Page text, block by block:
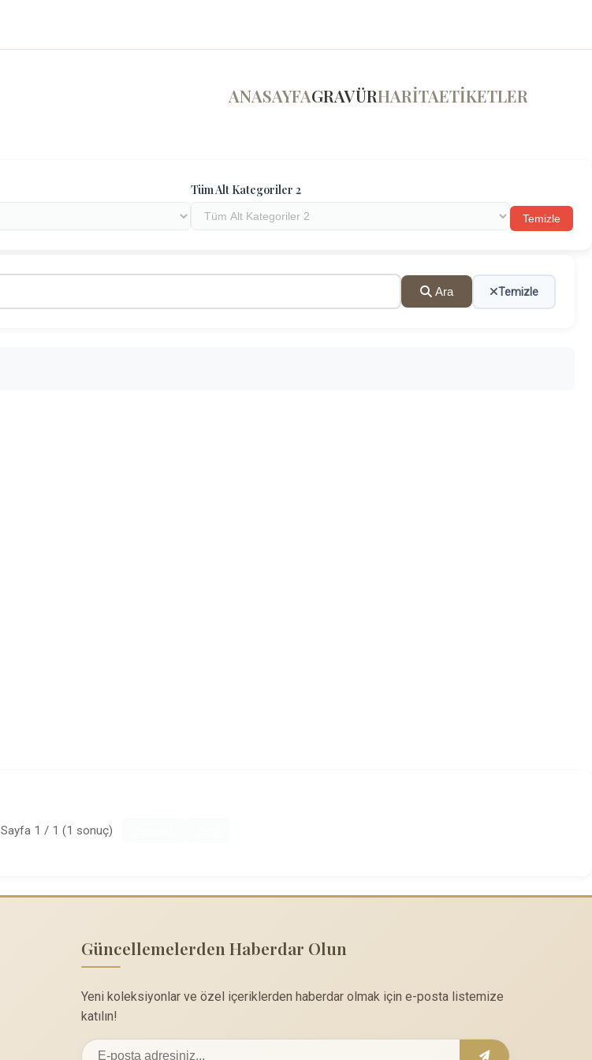
ANASAYFAGRAVÜRHARİTAETİKETLER
Tüm Alt Kategoriler 2
Temizle
Ara Temizle
Sayfa 1 / 1 (1 sonuç)
Güncellemelerden Haberdar Olun
Yeni koleksiyonlar ve özel içeriklerden haberdar olmak için e-posta listemize
katılın!